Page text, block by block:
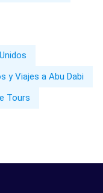
y Viajes a Abu Dabi
Tours